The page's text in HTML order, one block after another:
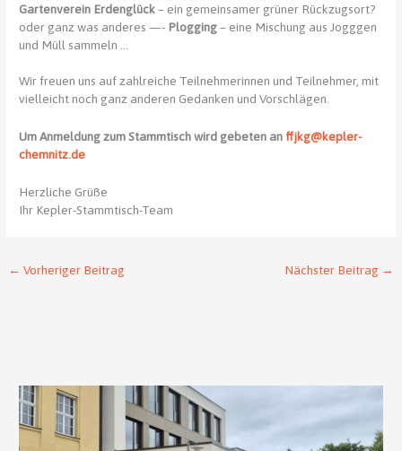
Gartenverein Erdenglück– ein gemeinsamer grüner Rückzugsort?
oder ganz was anderes —- Plogging– eine Mischung aus Jogggen
und Müll sammeln …
Wir freuen uns auf zahlreiche Teilnehmerinnen und Teilnehmer, mit
vielleicht noch ganz anderen Gedanken und Vorschlägen.
Um Anmeldung zum Stammtisch wird gebeten an ffjkg@kepler-
chemnitz.de
Herzliche Grüße
Ihr Kepler-Stammtisch-Team
← Vorheriger Beitrag Nächster Beitrag →